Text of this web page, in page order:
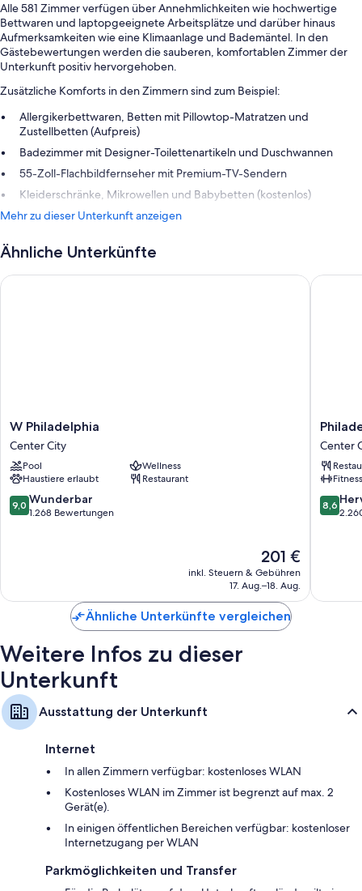
Alle 581 Zimmer verfügen über Annehmlichkeiten wie hochwertige
Bettwaren und laptopgeeignete Arbeitsplätze und darüber hinaus
Aufmerksamkeiten wie eine Klimaanlage und Bademäntel. In den
Gästebewertungen werden die sauberen, komfortablen Zimmer der
Unterkunft positiv hervorgehoben.
Zusätzliche Komforts in den Zimmern sind zum Beispiel:
Allergikerbettwaren, Betten mit Pillowtop-Matratzen und
Zustellbetten (Aufpreis)
Badezimmer mit Designer-Toilettenartikeln und Duschwannen
55-Zoll-Flachbildfernseher mit Premium-TV-Sendern
Kleiderschränke, Mikrowellen und Babybetten (kostenlos)
Mehr zu dieser Unterkunft anzeigen
Ähnliche Unterkünfte
W
Philadelphia
Center
City
W Philadelphia
Center City
Pool
Wellness
Haustiere erlaubt
Restaurant
9.0
von
9,0 Wunderbar
1.268 Bewertungen
Der
Preis
beträgt
201 €
inkl. Steuern & Gebühren
17. Aug.–18. Aug.
W Philadelphia
Marriott
Center
City
Center
8.6
von
8,6
Ähnliche Unterkünfte vergleichen
Weitere Infos zu dieser
Unterkunft
Ausstattung der Unterkunft
Internet
In allen Zimmern verfügbar: kostenloses WLAN
Kostenloses WLAN im Zimmer ist begrenzt auf max. 2
Gerät(e).
In einigen öffentlichen Bereichen verfügbar: kostenloser
Internetzugang per WLAN
Parkmöglichkeiten und Transfer